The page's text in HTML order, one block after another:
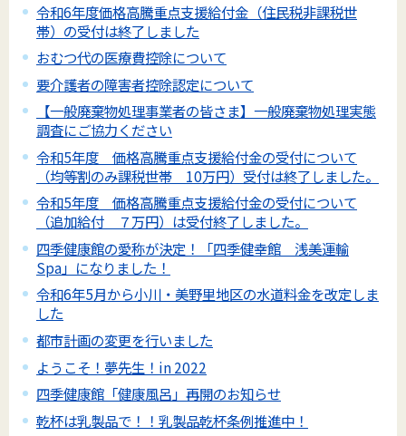
令和6年度価格高騰重点支援給付金（住民税非課税世
帯）の受付は終了しました
おむつ代の医療費控除について
要介護者の障害者控除認定について
【一般廃棄物処理事業者の皆さま】一般廃棄物処理実態
調査にご協力ください
令和5年度 価格高騰重点支援給付金の受付について
（均等割のみ課税世帯 10万円）受付は終了しました。
令和5年度 価格高騰重点支援給付金の受付について
（追加給付 ７万円）は受付終了しました。
四季健康館の愛称が決定！「四季健幸館 浅美運輸
Spa」になりました！
令和6年5月から小川・美野里地区の水道料金を改定しま
した
都市計画の変更を行いました
ようこそ！夢先生！in 2022
四季健康館「健康風呂」再開のお知らせ
乾杯は乳製品で！！乳製品乾杯条例推進中！